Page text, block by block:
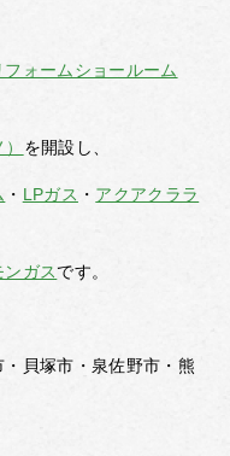
フォームショールーム
を開設し、
・ LPガス ・ アクアクララ
ガスです。
貝塚市・泉佐野市・熊